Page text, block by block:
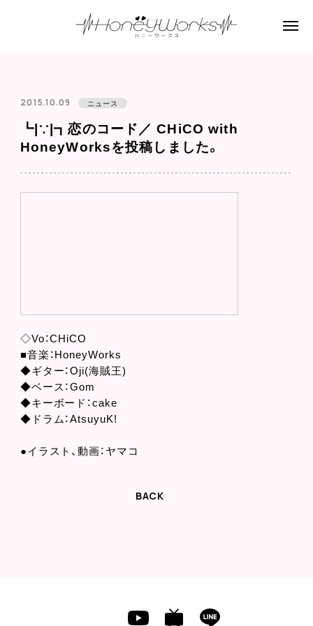
2015.10.09 ニュース
┗|∵|┓恋のコード／ CHiCO with
HoneyWorksを投稿しました。
◇Vo：CHiCO
■音楽：HoneyWorks
◆ギター：Oji(海賊王)
◆ベース：Gom
◆キーボード：cake
◆ドラム：AtsuyuK!
●イラスト、動画：ヤマコ
BACK